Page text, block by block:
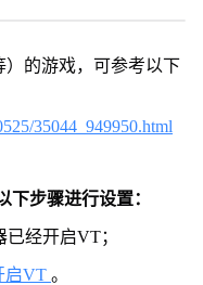
的游戏，可参考以下
35044_949950.html
下步骤进行设置：
经开启VT；
启VT 。